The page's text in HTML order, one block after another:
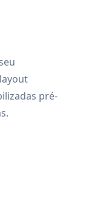
pré-